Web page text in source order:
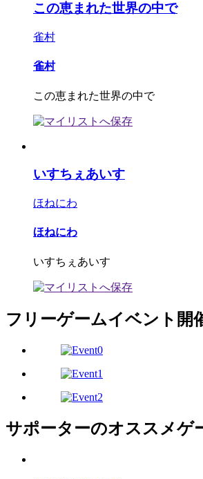
この恵まれた世界の中で
雀村
雀村
この恵まれた世界の中で
いすちぇあいす
ほねにわ
ほねにわ
いすちぇあいす
フリーゲームイベント開
サポーターのオススメゲ